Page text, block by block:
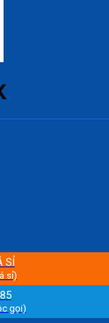
SỈ
sỉ)
gọi)